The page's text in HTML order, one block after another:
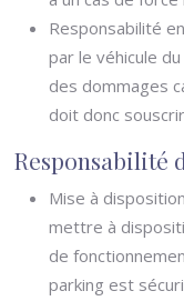
Responsabilité
par le véhicule
des dommages
doit donc
Responsabilité
Mise à
mettre à
de
parking est